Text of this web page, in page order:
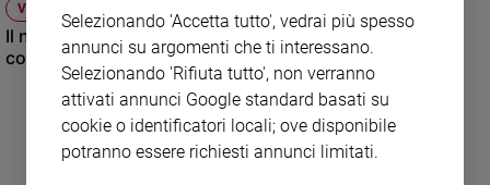
Pubblicità
Registrati
Redazione
VIDEO
Il nuovo numero di Famiglia Cristiana raccontato dal
condirettore.
Selezionando 'Accetta tutto', vedrai più spesso
annunci su argomenti che ti interessano.
Selezionando 'Rifiuta tutto', non verranno
attivati annunci Google standard basati su
cookie o identificatori locali; ove disponibile
potranno essere richiesti annunci limitati.